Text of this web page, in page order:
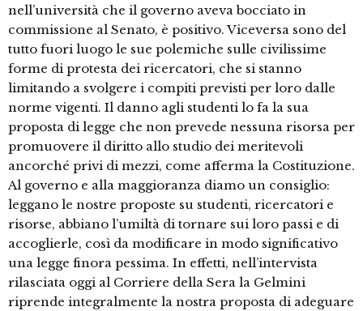
nell’università che il governo aveva bocciato in
commissione al Senato, è positivo. Viceversa sono del
tutto fuori luogo le sue polemiche sulle civilissime
forme di protesta dei ricercatori, che si stanno
limitando a svolgere i compiti previsti per loro dalle
norme vigenti. Il danno agli studenti lo fa la sua
proposta di legge che non prevede nessuna risorsa per
promuovere il diritto allo studio dei meritevoli
ancorché privi di mezzi, come afferma la Costituzione.
Al governo e alla maggioranza diamo un consiglio:
leggano le nostre proposte su studenti, ricercatori e
risorse, abbiano l’umiltà di tornare sui loro passi e di
accoglierle, così da modificare in modo significativo
una legge finora pessima. In effetti, nell’intervista
rilasciata oggi al Corriere della Sera la Gelmini
riprende integralmente la nostra proposta di adeguare